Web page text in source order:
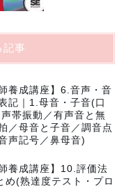
記事
養成講座】6.音声・音
記｜1.母音・子音(口
帯振動／有声音と無
／母音と子音／調音点
声記号／鼻母音)
養成講座】10.評価法
め(熟達度テスト・プロ